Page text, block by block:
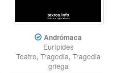
Andrómaca
Eurípides
Teatro, Tragedia, Tragedia
griega